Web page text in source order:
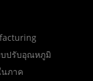
บปรับอุณหภูมิ
นภาค